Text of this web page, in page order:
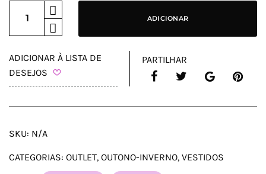
ADICIONAR
ADICIONAR À LISTA DE
DESEJOS
PARTILHAR
SKU: N/A
CATEGORIAS: OUTLET, OUTONO-INVERNO, VESTIDOS